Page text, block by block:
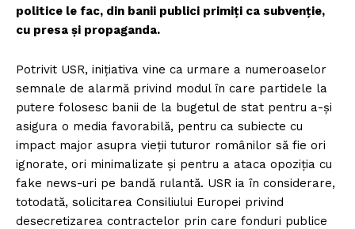
politice le fac, din banii publici primiți ca subvenție,
cu presa și propaganda.
Potrivit USR, inițiativa vine ca urmare a numeroaselor
semnale de alarmă privind modul în care partidele la
putere folosesc banii de la bugetul de stat pentru a-și
asigura o media favorabilă, pentru ca subiecte cu
impact major asupra vieții tuturor românilor să fie ori
ignorate, ori minimalizate și pentru a ataca opoziția cu
fake news-uri pe bandă rulantă. USR ia în considerare,
totodată, solicitarea Consiliului Europei privind
desecretizarea contractelor prin care fonduri publice